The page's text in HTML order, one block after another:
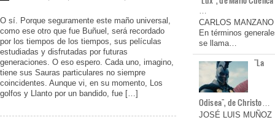
O sí. Porque seguramente este maño universal,
como ese otro que fue Buñuel, será recordado
por los tiempos de los tiempos, sus películas
estudiadas y disfrutadas por futuras
generaciones. O eso espero. Cada uno, imagino,
tiene sus Sauras particulares no siempre
coincidentes. Aunque vi, en su momento, Los
golfos y Llanto por un bandido, fue […]
…
CARLOS MANZANO
En términos
se llama…
"La
Odisea", de Christo…
JOSÉ LUIS MUÑOZ